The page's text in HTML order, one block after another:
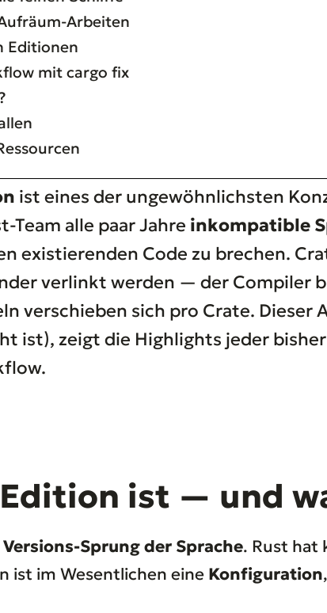
Arbeiten
Editionen
mit cargo fix
ist eines der ungewöhnlichsten
Team alle paar Jahre inkompatible
existierenden Code zu brechen.
verlinkt werden — der Compiler
verschieben sich pro Crate.
ist), zeigt die Highlights jeder
ist — und
Sprung der Sprache. Rust hat
ist im Wesentlichen eine Konfiguration